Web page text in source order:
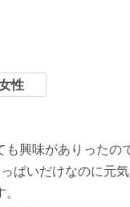
性
も興味がありった
ぱいだけなのに元